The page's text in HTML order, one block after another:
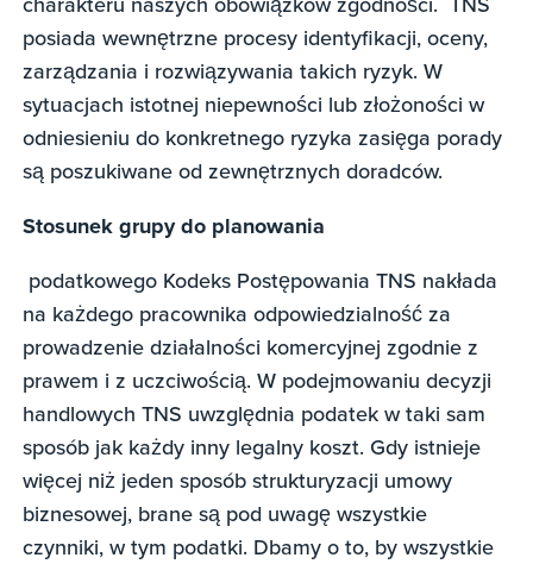
posiada wewnętrzne procesy identyfikacji, oceny,
zarządzania i rozwiązywania takich ryzyk. W
sytuacjach istotnej niepewności lub złożoności w
odniesieniu do konkretnego ryzyka zasięga porady
są poszukiwane od zewnętrznych doradców.
Stosunek grupy do planowania
podatkowego Kodeks Postępowania TNS nakłada
na każdego pracownika odpowiedzialność za
prowadzenie działalności komercyjnej zgodnie z
prawem i z uczciwością. W podejmowaniu decyzji
handlowych TNS uwzględnia podatek w taki sam
sposób jak każdy inny legalny koszt. Gdy istnieje
więcej niż jeden sposób strukturyzacji umowy
biznesowej, brane są pod uwagę wszystkie
czynniki, w tym podatki. Dbamy o to, by wszystkie